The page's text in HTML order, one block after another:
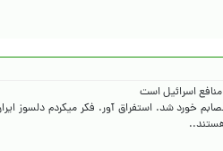
خورد شد. استفراق آور. فکر میکردم
هستند..